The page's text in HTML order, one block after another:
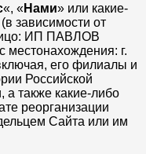
«, «Нами» или какие-
зависимости от
ИП ПАВЛОВ
г.
его филиалы и
Российской
а также какие-либо
реорганизации
Сайта или им